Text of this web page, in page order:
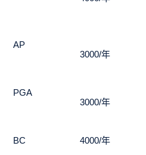
AP
3000/年
PGA
3000/年
BC 4000/年